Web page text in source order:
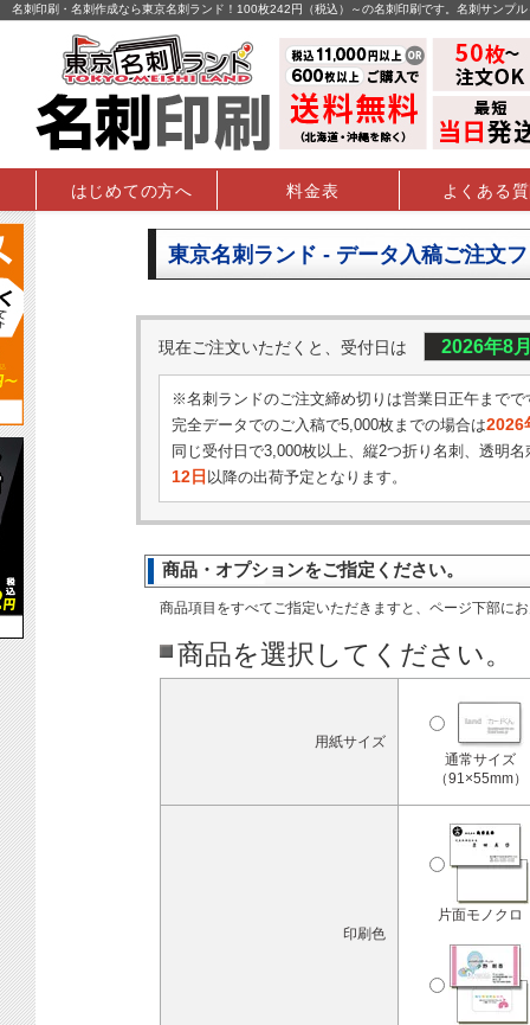
名刺印刷・名刺作成なら東京名刺ランド！100枚242円（税込）～の名刺印刷です。名刺サンプ
はじめての方へ 料金表 よくある
東京名刺ランド - データ入稿ご注文
現在ご注文いただくと、受付日は 2026年8
※名刺ランドのご注文締め切りは営業日正午までで
完全データでのご入稿で5,000枚までの場合は2026
同じ受付日で3,000枚以上、縦2つ折り名刺、透明名
12日 以降の出荷予定となります。
商品・オプションをご指定ください。
商品項目をすべてご指定いただきますと、ページ下部に
商品を選択してください。
用紙サイズ
通常サイズ
（91×55mm）
印刷色
片面モノクロ